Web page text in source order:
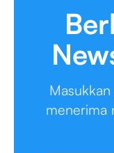
menerima